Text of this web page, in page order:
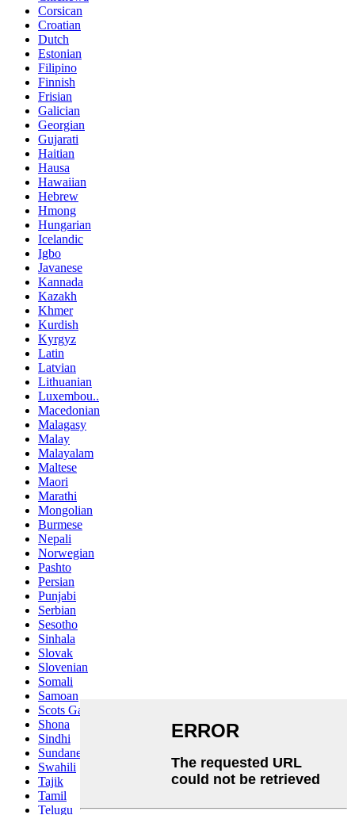
Corsican
Croatian
Dutch
Estonian
Filipino
Finnish
Frisian
Galician
Georgian
Gujarati
Haitian
Hausa
Hawaiian
Hebrew
Hmong
Hungarian
Icelandic
Igbo
Javanese
Kannada
Kazakh
Khmer
Kurdish
Kyrgyz
Latin
Latvian
Lithuanian
Luxembou..
Macedonian
Malagasy
Malay
Malayalam
Maltese
Maori
Marathi
Mongolian
Burmese
Nepali
Norwegian
Pashto
Persian
Punjabi
Serbian
Sesotho
Sinhala
Slovak
Slovenian
Somali
Samoan
Scots Gaelic
Shona
Sindhi
Sundanese
Swahili
Tajik
Tamil
Telugu